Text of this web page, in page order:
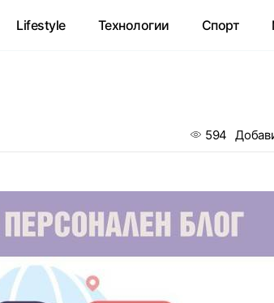
Lifestyle Технологии Спорт
594